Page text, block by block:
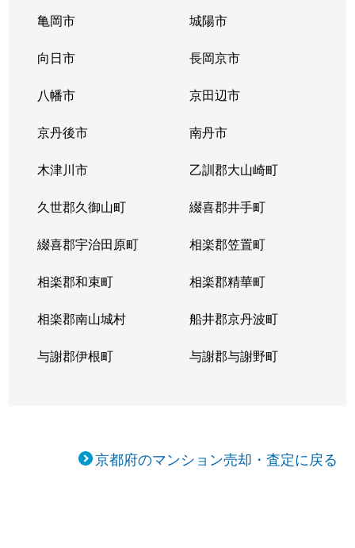
御陵大津畑町
850万円
御陵大津畑町
4,400万円 山科
御陵大津畑町
3,700万円 山科
御陵上御廟野町
1,600万円
亀岡市 城陽市
向日市 長岡京市
八幡市 京田辺市
京丹後市 南丹市
木津川市 乙訓郡大山崎町
久世郡久御山町 綴喜郡井手町
綴喜郡宇治田原町 相楽郡笠置町
相楽郡和束町 相楽郡精華町
相楽郡南山城村 船井郡京丹波町
与謝郡伊根町 与謝郡与謝野町
京都府のマンション売却・査定に戻る